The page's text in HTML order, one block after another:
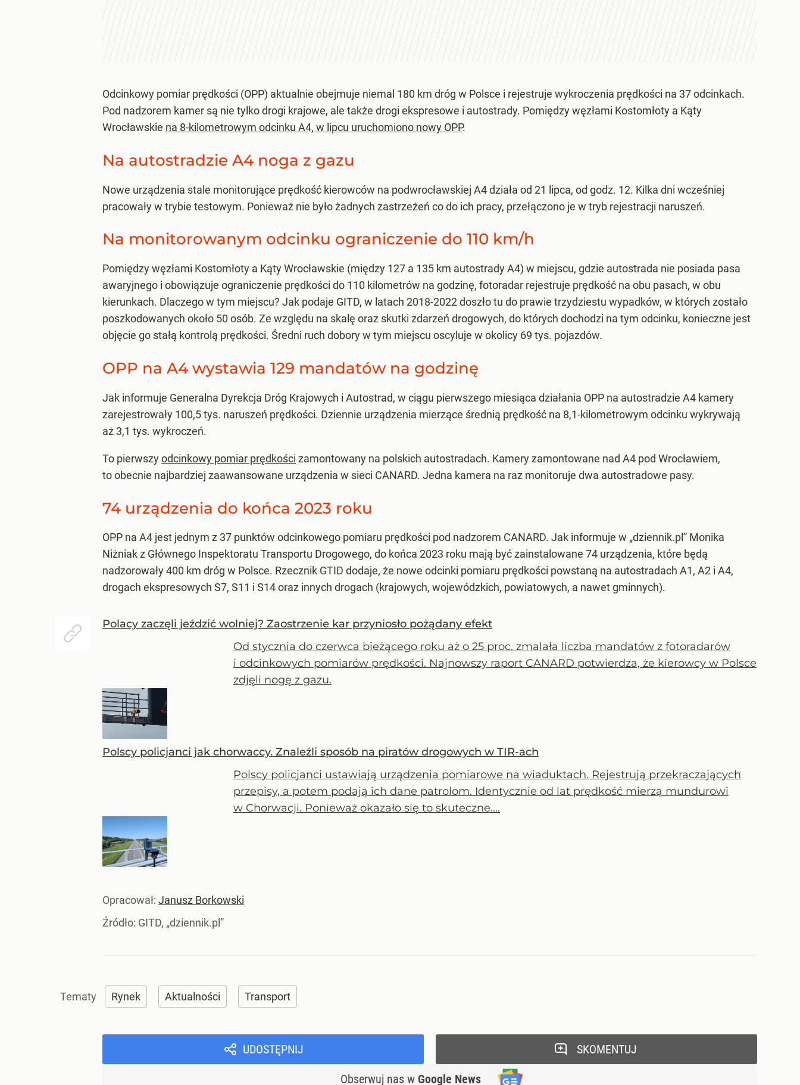
Odcinkowy pomiar prędkości (OPP) aktualnie obejmuje niemal 180 km dróg w Polsce i rejestruje wykroczenia prędkości na 37 odcinkach.
Pod nadzorem kamer są nie tylko drogi krajowe, ale także drogi ekspresowe i autostrady. Pomiędzy węzłami Kostomłoty a Kąty
Wrocławskie na 8-kilometrowym odcinku A4, w lipcu uruchomiono nowy OPP.
Na autostradzie A4 noga z gazu
Nowe urządzenia stale monitorujące prędkość kierowców na podwrocławskiej A4 działa od 21 lipca, od godz. 12. Kilka dni wcześniej
pracowały w trybie testowym. Ponieważ nie było żadnych zastrzeżeń co do ich pracy, przełączono je w tryb rejestracji naruszeń.
Na monitorowanym odcinku ograniczenie do 110 km/h
Pomiędzy węzłami Kostomłoty a Kąty Wrocławskie (między 127 a 135 km autostrady A4) w miejscu, gdzie autostrada nie posiada pasa
awaryjnego i obowiązuje ograniczenie prędkości do 110 kilometrów na godzinę, fotoradar rejestruje prędkość na obu pasach, w obu
kierunkach. Dlaczego w tym miejscu? Jak podaje GITD, w latach 2018-2022 doszło tu do prawie trzydziestu wypadków, w których zostało
poszkodowanych około 50 osób. Ze względu na skalę oraz skutki zdarzeń drogowych, do których dochodzi na tym odcinku, konieczne jest
objęcie go stałą kontrolą prędkości. Średni ruch dobory w tym miejscu oscyluje w okolicy 69 tys. pojazdów.
OPP na A4 wystawia 129 mandatów na godzinę
Jak informuje Generalna Dyrekcja Dróg Krajowych i Autostrad, w ciągu pierwszego miesiąca działania OPP na autostradzie A4 kamery
zarejestrowały 100,5 tys. naruszeń prędkości. Dziennie urządzenia mierzące średnią prędkość na 8,1-kilometrowym odcinku wykrywają
aż 3,1 tys. wykroczeń.
To pierwszyodcinkowy pomiar prędkości zamontowany na polskich autostradach. Kamery zamontowane nad A4 pod Wrocławiem,
to obecnie najbardziej zaawansowane urządzenia w sieci CANARD. Jedna kamera na raz monitoruje dwa autostradowe pasy.
74 urządzenia do końca 2023 roku
OPP na A4 jest jednym z 37 punktów odcinkowego pomiaru prędkości pod nadzorem CANARD. Jak informuje w „dziennik.pl” Monika
Niżniak z Głównego Inspektoratu Transportu Drogowego, do końca 2023 roku mają być zainstalowane 74 urządzenia, które będą
nadzorowały 400 km dróg w Polsce. Rzecznik GTID dodaje, że nowe odcinki pomiaru prędkości powstaną na autostradach A1, A2 i A4,
drogach ekspresowych S7, S11 i S14 oraz innych drogach (krajowych, wojewódzkich, powiatowych, a nawet gminnych).
Polacy zaczęli jeździć wolniej? Zaostrzenie kar przyniosło pożądany efekt
Od stycznia do czerwca bieżącego roku aż o 25 proc. zmalała liczba mandatów z fotoradarów
i odcinkowych pomiarów prędkości. Najnowszy raport CANARD potwierdza, że kierowcy w Polsce
zdjęli nogę z gazu.
Polscy policjanci jak chorwaccy. Znaleźli sposób na piratów drogowych w TIR-ach
Polscy policjanci ustawiają urządzenia pomiarowe na wiaduktach. Rejestrują przekraczających
przepisy, a potem podają ich dane patrolom. Identycznie od lat prędkość mierzą mundurowi
w Chorwacji. Ponieważ okazało się to skuteczne....
Opracował: Janusz Borkowski
Źródło: GITD, „dziennik.pl”
Rynek Aktualności Transport
UDOSTĘPNIJ
Obserwuj nas w Google News
SKOMENTUJ